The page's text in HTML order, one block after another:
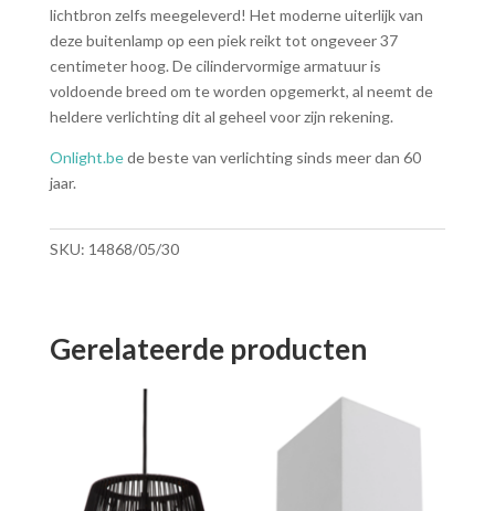
lichtbron zelfs meegeleverd! Het moderne uiterlijk van
deze buitenlamp op een piek reikt tot ongeveer 37
centimeter hoog. De cilindervormige armatuur is
voldoende breed om te worden opgemerkt, al neemt de
heldere verlichting dit al geheel voor zijn rekening.
Onlight.bede beste van verlichting sinds meer dan 60
jaar.
SKU: 14868/05/30
Gerelateerde producten